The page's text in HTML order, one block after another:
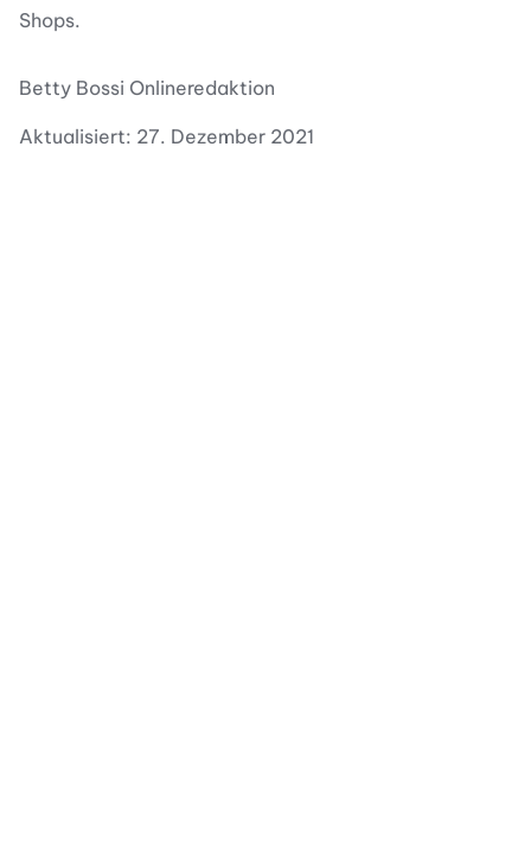
Shops.
Betty Bossi Onlineredaktion
Aktualisiert: 27. Dezember 2021